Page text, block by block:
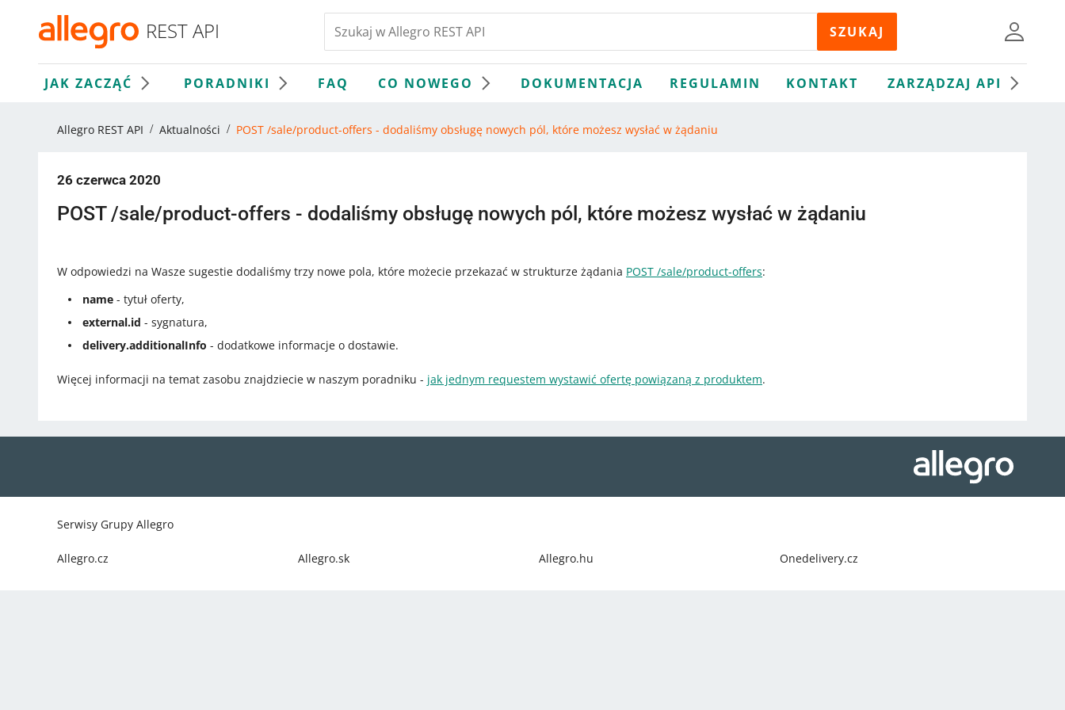
REST API
JAK ZACZĄĆ PORADNIKI FAQ CO NOWEGO DOKUMENTACJA REGULAMIN KONTAKT ZARZĄDZAJ API
Allegro REST API Aktualności POST /sale/product-offers - dodaliśmy obsługę nowych pól, które możesz wysłać w żądaniu
26 czerwca 2020
POST /sale/product-offers - dodaliśmy obsługę nowych pól, które możesz wysłać w żądaniu
W odpowiedzi na Wasze sugestie dodaliśmy trzy nowe pola, które możecie przekazać w strukturze żądania POST /sale/product-offers:
name - tytuł oferty,
external.id - sygnatura,
delivery.additionalInfo - dodatkowe informacje o dostawie.
Więcej informacji na temat zasobu znajdziecie w naszym poradniku - jak jednym requestem wystawić ofertę powiązaną z produktem.
Serwisy Grupy Allegro
Allegro.cz Allegro.sk Allegro.hu Onedelivery.cz